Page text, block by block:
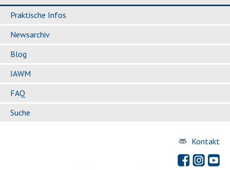
Praktische Infos
Newsarchiv
Blog
IAWM
FAQ
Suche
Kontakt